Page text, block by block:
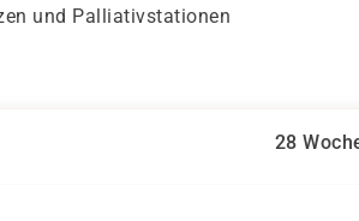
und Palliativstationen
28